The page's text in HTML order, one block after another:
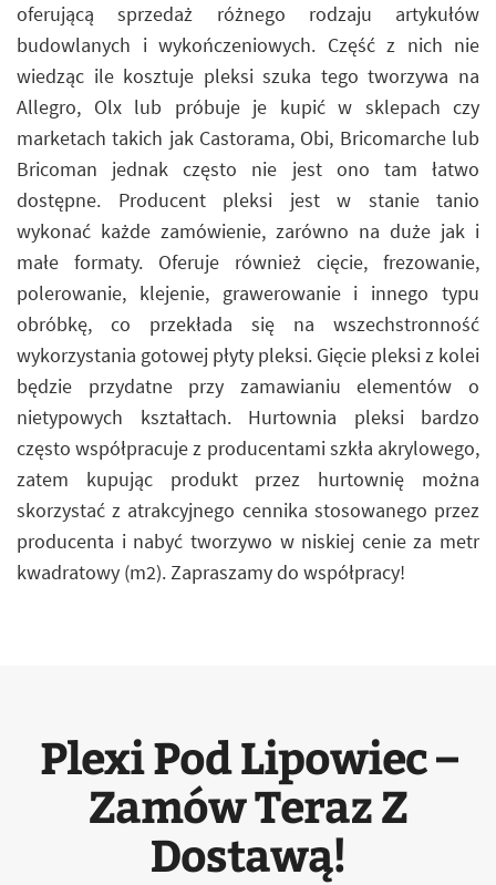
oferującą sprzedaż różnego rodzaju artykułów
budowlanych i wykończeniowych. Część z nich nie
wiedząc ile kosztuje pleksi szuka tego tworzywa na
Allegro, Olx lub próbuje je kupić w sklepach czy
marketach takich jak Castorama, Obi, Bricomarche lub
Bricoman jednak często nie jest ono tam łatwo
dostępne. Producent pleksi jest w stanie tanio
wykonać każde zamówienie, zarówno na duże jak i
małe formaty. Oferuje również cięcie, frezowanie,
polerowanie, klejenie, grawerowanie i innego typu
obróbkę, co przekłada się na wszechstronność
wykorzystania gotowej płyty pleksi. Gięcie pleksi z kolei
będzie przydatne przy zamawianiu elementów o
nietypowych kształtach. Hurtownia pleksi bardzo
często współpracuje z producentami szkła akrylowego,
zatem kupując produkt przez hurtownię można
skorzystać z atrakcyjnego cennika stosowanego przez
producenta i nabyć tworzywo w niskiej cenie za metr
kwadratowy (m2). Zapraszamy do współpracy!
Plexi Pod Lipowiec –
Zamów Teraz Z
Dostawą!